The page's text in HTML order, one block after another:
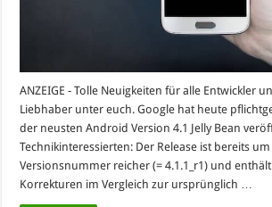
ANZEIGE - Tolle Neuigkeiten für alle Entwickler
Liebhaber unter euch. Google hat heute
der neusten Android Version 4.1 Jelly Bean
Technikinteressierten: Der Release ist bereits
Versionsnummer reicher (= 4.1.1_r1) und
Korrekturen im Vergleich zur ursprünglich …